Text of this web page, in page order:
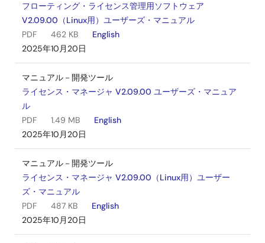
フローティング・ライセンス管理用ソフトウェア
V2.09.00（Linux用）ユーザーズ・マニュアル
PDF
462 KB
English
2025年10月20日
マニュアル－開発ツール
ライセンス・マネージャ V2.09.00 ユーザーズ・マニュア
ル
PDF
1.49 MB
English
2025年10月20日
マニュアル－開発ツール
ライセンス・マネージャ V2.09.00（Linux用）ユーザー
ズ・マニュアル
PDF
487 KB
English
2025年10月20日